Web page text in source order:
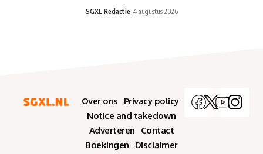
SGXL Redactie 4 augustus 2026
Over ons
Privacy policy
Notice and takedown
Adverteren
Contact
Boekingen
Disclaimer